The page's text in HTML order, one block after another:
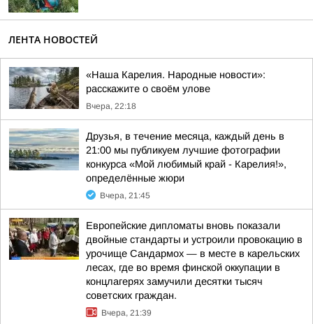
ЛЕНТА НОВОСТЕЙ
«Наша Карелия. Народные новости»:
расскажите о своём улове
Вчера, 22:18
Друзья, в течение месяца, каждый день в
21:00 мы публикуем лучшие фотографии
конкурса «Мой любимый край - Карелия!»,
определённые жюри
Вчера, 21:45
Европейские дипломаты вновь показали
двойные стандарты и устроили провокацию в
урочище Сандармох — в месте в карельских
лесах, где во время финской оккупации в
концлагерях замучили десятки тысяч
советских граждан.
Вчера, 21:39